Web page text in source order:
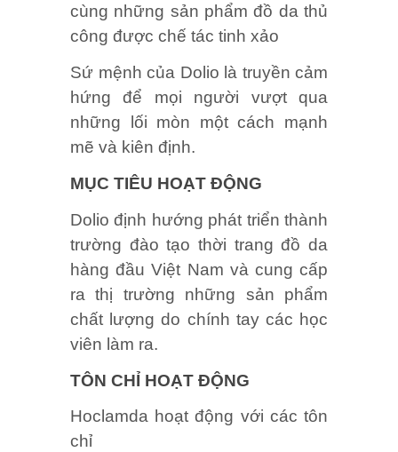
cùng những sản phẩm đồ da thủ
công được chế tác tinh xảo
Sứ mệnh của Dolio là truyền cảm
hứng để mọi người vượt qua
những lối mòn một cách mạnh
mẽ và kiên định.
MỤC TIÊU HOẠT ĐỘNG
Dolio định hướng phát triển thành
trường đào tạo thời trang đồ da
hàng đầu Việt Nam và cung cấp
ra thị trường những sản phẩm
chất lượng do chính tay các học
viên làm ra.
TÔN CHỈ HOẠT ĐỘNG
Hoclamda hoạt động với các tôn
chỉ